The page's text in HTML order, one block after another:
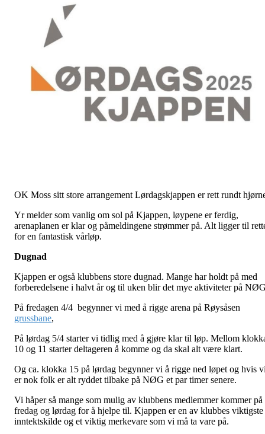
OK Moss sitt store arrangement Lørdagskjappen er rett rundt
Yr melder som vanlig om sol på Kjappen, løypene er ferdig,
arenaplanen er klar og påmeldingene strømmer på. Alt ligger til
for en fantastisk vårløp.
Dugnad
Kjappen er også klubbens store dugnad. Mange har holdt på med
forberedelsene i halvt år og til uken blir det mye aktiviteter på
På fredagen 4/4 begynner vi med å rigge arena på Røysåsen
grussbane,
På lørdag 5/4 starter vi tidlig med å gjøre klar til løp. Mellom
10 og 11 starter deltageren å komme og da skal alt være klart.
Og ca. klokka 15 på lørdag begynner vi å rigge ned løpet og hvis
er nok folk er alt ryddet tilbake på NØG et par timer senere.
Vi håper så mange som mulig av klubbens medlemmer kommer på
fredag og lørdag for å hjelpe til. Kjappen er en av klubbes viktigste
inntektskilde og et viktig merkevare som vi må ta vare på.